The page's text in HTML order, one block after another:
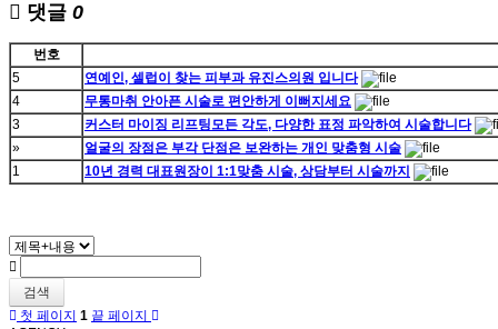
댓글 0
번호
5
연예인, 셀럽이 찾는 피부과 유진스의원 입니다
4
무통마취 안아픈 시술로 편안하게 이뻐지세요
3
커스터 마이징 리프팅모든 각도, 다양한 표정 파악하여 시술합니다
»
얼굴의 장점은 부각 단점은 보완하는 개인 맞춤형 시술
1
10년 경력 대표원장이 1:1맞춤 시술, 상담부터 시술까지
검색
첫 페이지 1 끝 페이지